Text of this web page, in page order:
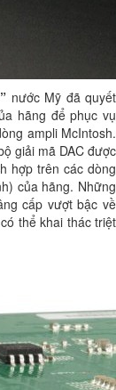
nước Mỹ đã quyết
hãng để phục vụ
ampli McIntosh.
giải mã DAC được
hợp trên các dòng
của hãng. Những
cấp vượt bậc về
thể khai thác triệt